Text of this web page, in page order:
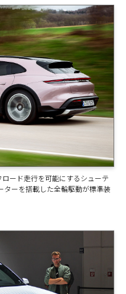
ロード走行を可能にするシューテ
ターを搭載した全輪駆動が標準装